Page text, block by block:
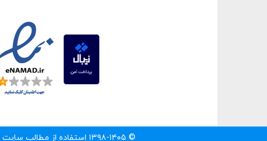
© ۱۳۹۸-۱۴۰۵ استفاده از مطالب سایت تنها با درج لینک مستقیم به آن مطلب مجاز است.‌